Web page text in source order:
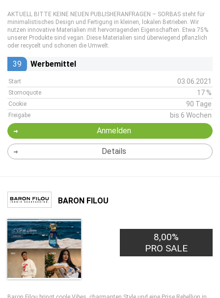
AKTUELL BITTE KEINE NEUEN PUBLISHERANFRAGEN – SORBAS steht für
minimalistisches Design und Fertigung in kleinen, lokalen Betrieben. Wir
nutzen innovative Materialien mit hervorragenden Eigenschaften. Etwa 75%
unserer Produkte sind vegan. Diese Materialien sind überwiegend pflanzlich
oder recycelt und schonen die Umwelt.
39 Werbemittel
Start 03.06.2021
Stornoquote 17 %
Cookie 90 Tage
Freigabe bis 6 Wochen
Anmelden
Details
BARON FILOU
8,00%
PRO SALE